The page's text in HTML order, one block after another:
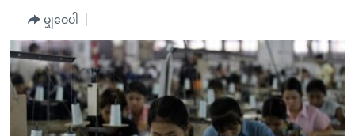
ကျော်
ကြည့်
ရန်
အစ္စရေး-ပါလက်စတိုင်း
အင်္ဂလိပ်စာလေ့လာမယ်
အမေရိကန်သုံးအီဒီယံ
မကြေးမုံရဲ့ အင်္ဂလိပ်စာ
ရုပ်ရှင်ထဲက အင်္ဂလိပ်စာ
အပတ်စဉ်ကဏ္ဍများ
ရေဒီယို
တီဗွီ
ရေဒီယိုနှင့်ရုပ်သံ အချက်အလက်များ
ရေဒီယို/တီဗွီအစီအစဉ်
မျှဝေပါ